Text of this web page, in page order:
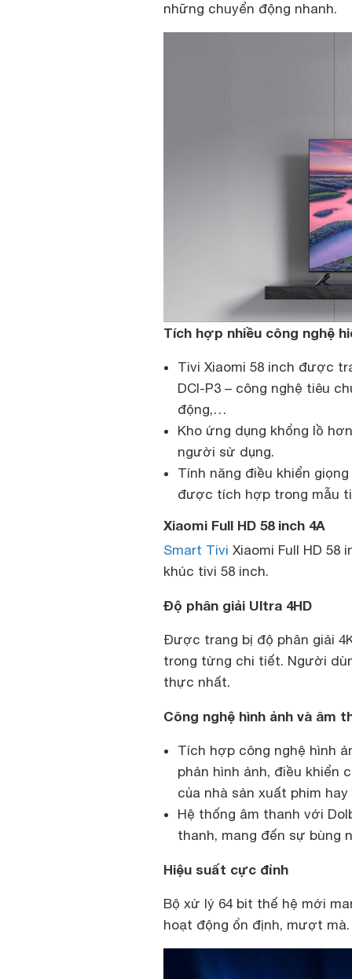
những chuyển động nhanh.
Tích hợp nhiều công nghệ
Tivi Xiaomi 58 inch được
DCI-P3 – công nghệ tiêu
động,…
Kho ứng dụng khổng lồ
người sử dụng.
Tính năng điều khiển
được tích hợp trong mẫu
Xiaomi Full HD 58 inch 4A
Smart Tivi Xiaomi Full HD 58
khúc tivi 58 inch.
Độ phân giải Ultra 4HD
Được trang bị độ phân giải
trong từng chi tiết. Người
thực nhất.
Công nghệ hình ảnh và âm
Tích hợp công nghệ hình
phản hình ảnh, điều khiển
của nhà sản xuất phim
Hệ thống âm thanh với
thanh, mang đến sự bùng
Hiệu suất cực đỉnh
Bộ xử lý 64 bit thế hệ mới
hoạt động ổn định, mượt mà.